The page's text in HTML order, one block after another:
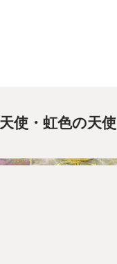
使・虹色の天使